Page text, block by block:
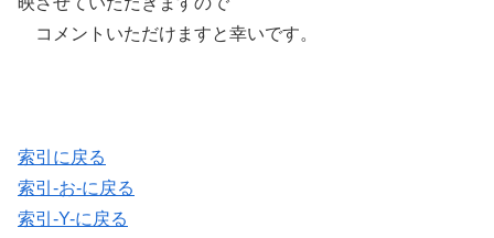
コメントいただけますと幸いです。
索引に戻る
索引-お-に戻る
索引-Y-に戻る